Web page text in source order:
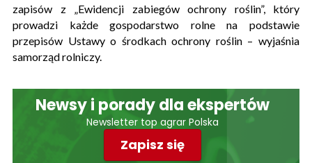
zapisów z „Ewidencji zabiegów ochrony roślin”, który
prowadzi każde gospodarstwo rolne na podstawie
przepisów Ustawy o środkach ochrony roślin – wyjaśnia
samorząd rolniczy.
Newsy i porady dla ekspertów
Newsletter top agrar Polska
Zapisz się